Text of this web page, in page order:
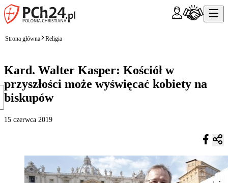
Strona główna Religia
Kard. Walter Kasper: Kościół w
przyszłości może wyświęcać kobiety na
biskupów
15 czerwca 2019